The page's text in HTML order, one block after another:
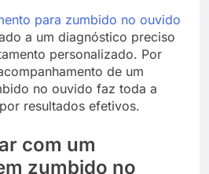
para zumbido no ouvido
a um diagnóstico preciso
personalizado. Por
de um
no ouvido faz toda a
resultados efetivos.
com um
zumbido no